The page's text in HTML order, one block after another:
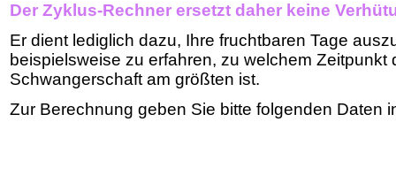
Der Zyklus-Rechner ersetzt daher keine
Er dient lediglich dazu, Ihre fruchtbaren Tage
beispielsweise zu erfahren, zu welchem Zeitpunkt
Schwangerschaft am größten ist.
Zur Berechnung geben Sie bitte folgenden Daten